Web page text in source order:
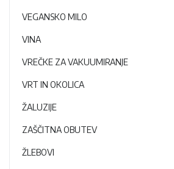
VEGANSKO MILO
VINA
VREČKE ZA VAKUUMIRANJE
VRT IN OKOLICA
ŽALUZIJE
ZAŠČITNA OBUTEV
ŽLEBOVI